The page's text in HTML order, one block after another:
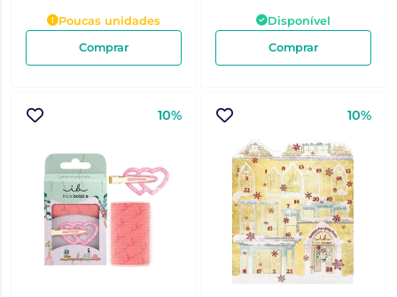
Poucas unidades
Comprar
Disponível
Comprar
10% 10%